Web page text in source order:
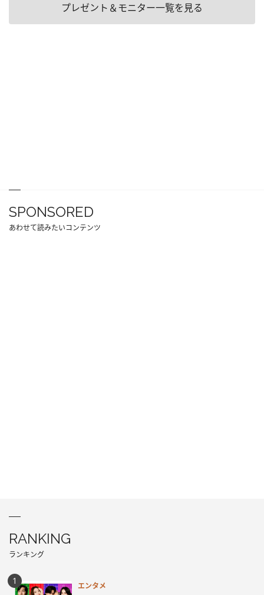
プレゼント＆モニター一覧を見る
SPONSORED
あわせて読みたいコンテンツ
RANKING
ランキング
エンタメ